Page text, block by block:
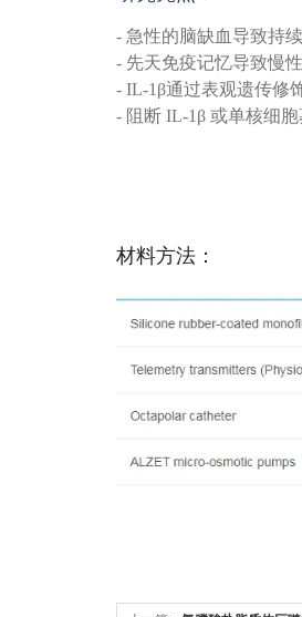
- 急性的脑缺血导致持
- 先天免疫记忆导致慢
- IL-1β通过表观遗传修
- 阻断 IL-1β 或单核细
材料方法：